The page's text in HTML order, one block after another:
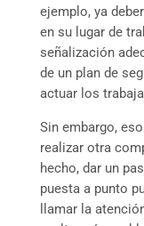
ejemplo, ya
en su lugar de
señalización
de un plan de
actuar los
Sin embargo,
realizar otra
hecho, dar un
puesta a punto
llamar la